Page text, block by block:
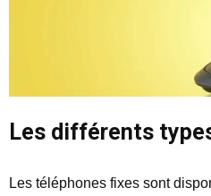
Les différents
Les téléphones fixes sont